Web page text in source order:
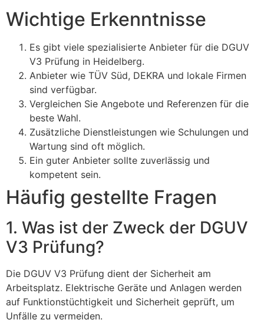
Wichtige Erkenntnisse
Es gibt viele spezialisierte Anbieter für die DGUV
V3 Prüfung in Heidelberg.
Anbieter wie TÜV Süd, DEKRA und lokale Firmen
sind verfügbar.
Vergleichen Sie Angebote und Referenzen für die
beste Wahl.
Zusätzliche Dienstleistungen wie Schulungen und
Wartung sind oft möglich.
Ein guter Anbieter sollte zuverlässig und
kompetent sein.
Häufig gestellte Fragen
1. Was ist der Zweck der DGUV
V3 Prüfung?
Die DGUV V3 Prüfung dient der Sicherheit am
Arbeitsplatz. Elektrische Geräte und Anlagen werden
auf Funktionstüchtigkeit und Sicherheit geprüft, um
Unfälle zu vermeiden.